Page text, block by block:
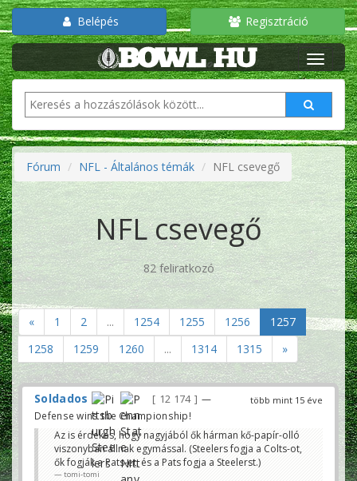
Belépés Regisztráció
Fórum NFL - Általános témák NFL csevegő
NFL csevegő
82 feliratkozó
« 1 2 ... 1254 1255 1256
1257
1258
1259 1260 ... 1314 1315 »
több mint 15 éve
Soldados 12 174
—
Defense wins the Championship!
Az is érdekes, hogy nagyjából ők hárman kő-papír-olló
viszonyban állnak egymással. (Steelers fogja a Colts-ot,
ők fogják a Pats-et, és a Pats fogja a Steelerst.)
tomi-tomi